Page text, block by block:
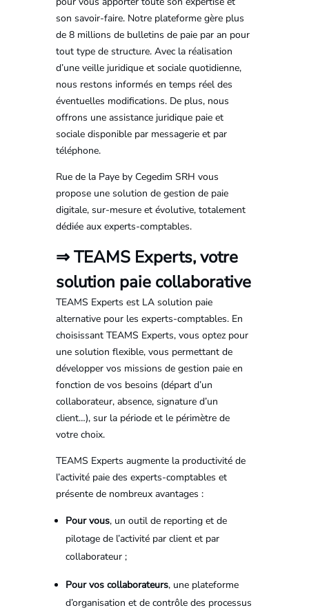
son savoir-faire. Notre plateforme gère plus
de 8 millions de bulletins de paie par an pour
tout type de structure. Avec la réalisation
d’une veille juridique et sociale quotidienne,
nous restons informés en temps réel des
éventuelles modifications. De plus, nous
offrons une assistance juridique paie et
sociale disponible par messagerie et par
téléphone.
Rue de la Paye by Cegedim SRH vous
propose une solution de gestion de paie
digitale, sur-mesure et évolutive, totalement
dédiée aux experts-comptables.
⇒ TEAMS Experts, votre
solution paie collaborative
TEAMS Experts est LA solution paie
alternative pour les experts-comptables. En
choisissant TEAMS Experts, vous optez pour
une solution flexible, vous permettant de
développer vos missions de gestion paie en
fonction de vos besoins (départ d’un
collaborateur, absence, signature d’un
client…), sur la période et le périmètre de
votre choix.
TEAMS Experts augmente la productivité de
l’activité paie des experts-comptables et
présente de nombreux avantages :
Pour vous, un outil de reporting et de
pilotage de l’activité par client et par
collaborateur ;
Pour vos collaborateurs, une plateforme
d’organisation et de contrôle des processus